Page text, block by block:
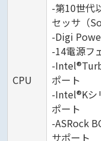
CPU
-第10世代
セッサ（
-Digi
-14電源フ
-
ポート
-Intel®Kシ
ポート
-ASRock
サポート